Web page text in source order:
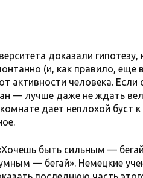
доказали
(и, как правило, еще
активности человека.
— лучше даже не ждать
дает неплохой буст
быть сильным —
— бегай». Немецкие